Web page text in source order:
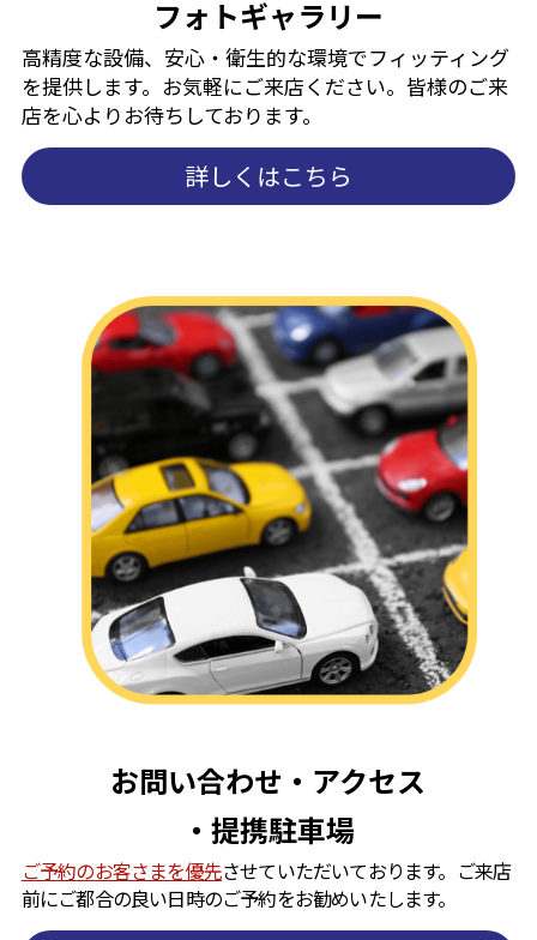
フォトギャラリー
高精度な設備、安心・衛生的な環境でフィッティング
を提供します。お気軽にご来店ください。 皆様のご来
店を心よりお待ちしております。
詳しくはこちら
お問い合わせ・アクセス
・提携駐車場
ご予約のお客さまを優先させていただいております。ご来店
前にご都合の良い日時のご予約をお勧めいたします。